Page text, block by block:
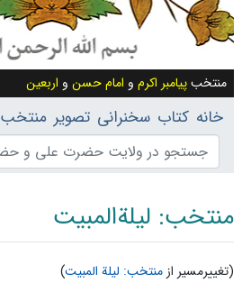
منتخبپیامبر اکرم و امام حسن و اربعین
خانه کتاب سخنرانی تصویر منتخب
منتخب: لیلة‌المبیت
(تغییرمسیر ازمنتخب: لیلة المبیت)